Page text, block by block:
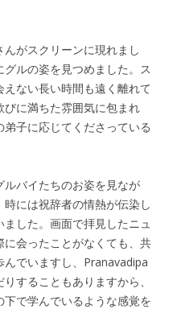
がスクリーンに現れまし
ルの姿を見つめました。ス
ない長い時間も遠く離れて
に満ちた雰囲気に包まれ
子に応じてくださっている
バイたちのお姿を見なが
には祝辞者の情熱が伝染し
した。画面で拝見したニュ
会ったことがなくても、共
でいますし、Pranavadipa
することもありますから、
で学んでいるような感覚を